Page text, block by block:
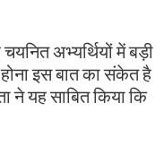
अभ्यर्थियों में बड़ी
इस बात का संकेत है
ने यह साबित किया कि